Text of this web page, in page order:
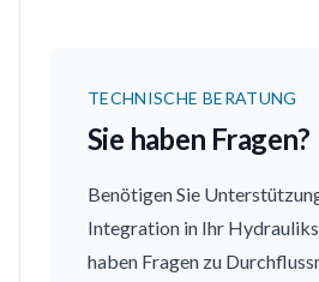
TECHNISCHE BERATUNG
Sie haben Fragen?
Benötigen Sie
Integration in Ihr
haben Fragen zu